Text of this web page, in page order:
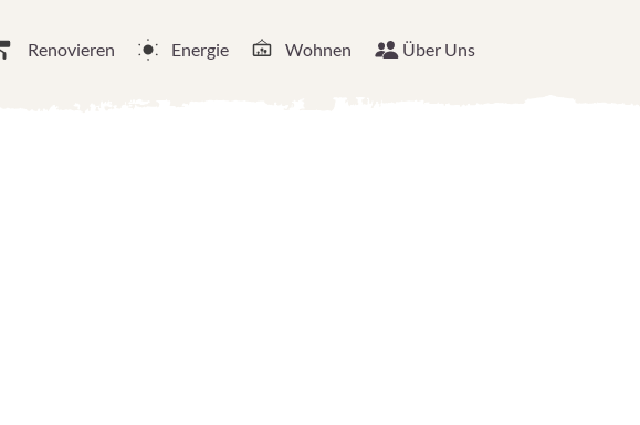
Renovieren Energie Wohnen Über Uns